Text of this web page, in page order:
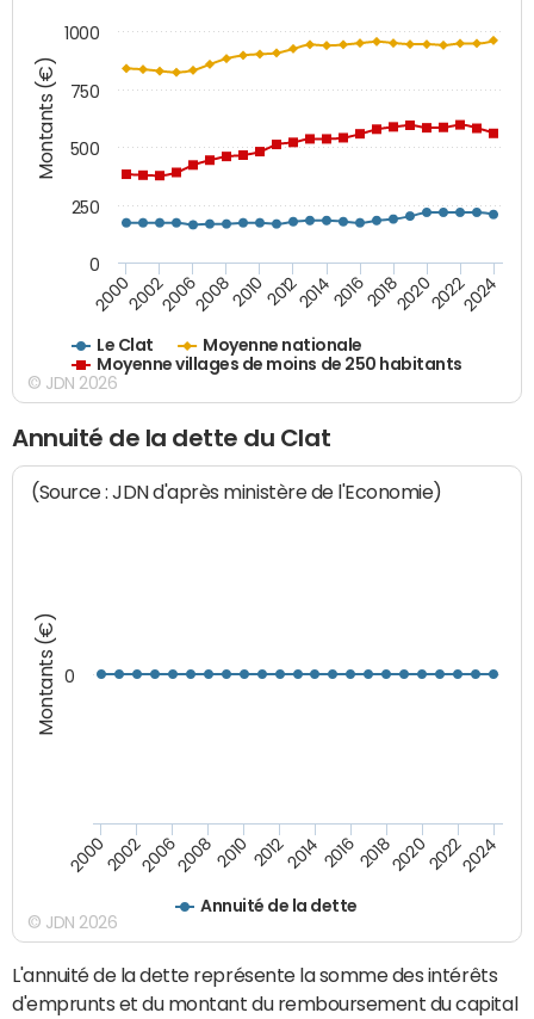
Montants (€)
Le Clat
Moyenne nationale
Moyenne villages de moins de 250 habitants
200020022006200820102012201420162018202020222024
0
250
500
750
1000
© JDN 2026
Annuité de la dette du Clat
Montants (€)
(Source : JDN d'après ministère de l'Economie)
Annuité de la dette
20002002200620082010 2012201420162018202020222024
0
© JDN 2026
L'annuité de la dette représente la somme des intérêts
d'emprunts et du montant du remboursement du capital